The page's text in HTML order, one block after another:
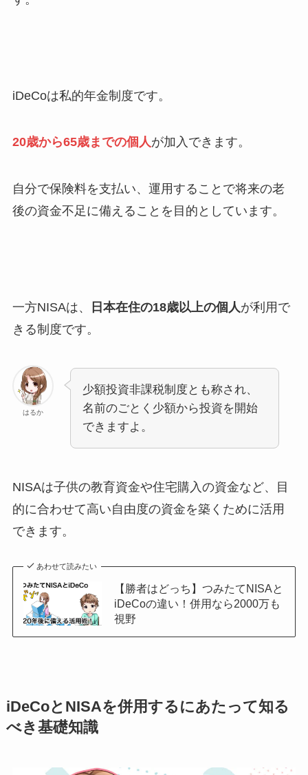
iDeCoは私的年金制度です。
20歳から65歳までの個人が加入できます。
自分で保険料を支払い、運用することで将来の老
後の資金不足に備えることを目的としています。
一方NISAは、 日本在住の18歳以上の個人 が利用で
きる制度です。
はるか
少額投資非課税制度とも称され、
名前のごとく少額から投資を開始
できますよ。
NISAは子供の教育資金や住宅購入の資金など、目
的に合わせて高い自由度の資金を築くために活用
できます。
あわせて読みたい
【勝者はどっち】つみたてNISAと
iDeCoの違い！併用なら2000万も
視野
iDeCoとNISAを併用するにあたって知る
べき基礎知識